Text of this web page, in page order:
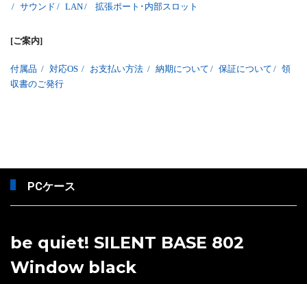
/ サウンド / LAN/ 拡張ポート･内部スロット
[ご案内]
付属品 / 対応OS / お支払い方法 / 納期について / 保証について / 領
収書のご発行
PCケース
be quiet! SILENT BASE 802
Window black